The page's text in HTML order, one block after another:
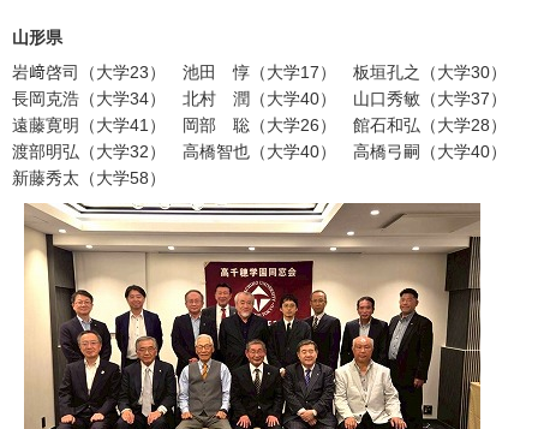
山形県
岩﨑啓司（大学23） 池田 惇（大学17） 板垣孔之（大学30）
長岡克浩（大学34） 北村 潤（大学40） 山口秀敏（大学37）
遠藤寛明（大学41） 岡部 聡（大学26） 館石和弘（大学28）
渡部明弘（大学32） 高橋智也（大学40） 高橋弓嗣（大学40）
新藤秀太（大学58）